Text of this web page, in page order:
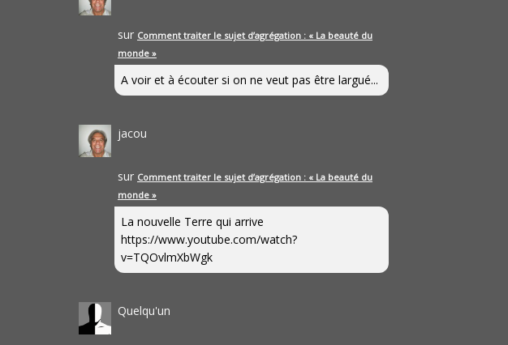
sur Comment traiter le sujet d’agrégation : « La beauté du
monde »
A voir et à écouter si on ne veut pas être largué...
jacou
sur Comment traiter le sujet d’agrégation : « La beauté du
monde »
La nouvelle Terre qui arrive
https://www.youtube.com/watch?
v=TQOvlmXbWgk
Quelqu'un